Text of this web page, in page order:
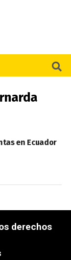
en Ecuador
derechos